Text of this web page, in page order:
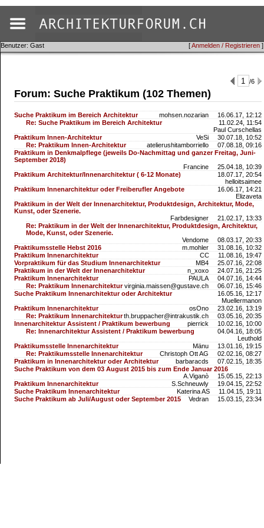
[Anmelden / Registrieren ]
Benutzer: Gast
/6
Forum: Suche Praktikum (102 Themen)
Suche Praktikum im Bereich Architektur 16.06.17, 12:12
mohsen.nozarian
Re: Suche Praktikum im Bereich Architektur
11.02.24, 11:54
Paul Curschellas
Praktikum Innen-Architektur
30.07.18, 10:52
VeSi
Re: Praktikum Innen-Architektur
07.08.18, 09:16
atelierushitamborriello
Praktikum in Denkmalpflege (jeweils Do-Nachmittag und ganzer Freitag, Juni-
September 2018)
25.04.18, 10:39
Francine
Praktikum Architektur/Innenarchitektur ( 6-12 Monate)
18.07.17, 20:54
helloitsaimee
Praktikum Innenarchitektur oder Freiberufler Angebote
16.06.17, 14:21
Elizaveta
Praktikum in der Welt der Innenarchitektur, Produktdesign, Architektur, Mode,
Kunst, oder Szenerie.
21.02.17, 13:33
Farbdesigner
Re: Praktikum in der Welt der Innenarchitektur, Produktdesign, Architektur,
Mode, Kunst, oder Szenerie.
08.03.17, 20:33
Vendome
Praktikumsstelle Hebst 2016
31.08.16, 10:32
m.mohler
Praktikum Innenarchitektur
11.08.16, 19:47
CC
Vorpraktikum für das Studium Innenarchitektur
25.07.16, 22:08
MB4
Praktikum in der Welt der Innenarchitektur
24.07.16, 21:25
n_xoxo
Praktikum Innenarchitektur
04.07.16, 14:44
PAULA
Re: Praktikum Innenarchitektur
06.07.16, 15:46
virginia.maissen@gustave.ch
Suche Praktikum Innenarchitektur oder Architektur
16.05.16, 12:17
Muellermanon
Praktikum Innenarchitektur
23.02.16, 13:19
osOno
Re: Praktikum Innenarchitektur
03.05.16, 20:35
th.bruppacher@intrakustik.ch
Innenarchitektur Assistent / Praktikum bewerbung
10.02.16, 10:00
pierrick
Re: Innenarchitektur Assistent / Praktikum bewerbung
04.04.16, 18:05
Leuthold
Praktikumsstelle Innenarchitektur
13.01.16, 19:15
Mänu
Re: Praktikumsstelle Innenarchitektur
02.02.16, 08:27
Christoph Ott AG
Praktikum in Innenarchitektur oder Architektur
07.02.15, 18:35
barbaracds
Suche Praktikum von dem 03 August 2015 bis zum Ende Januar 2016
15.05.15, 22:13
A.Viganò
Praktikum Innenarchitektur
19.04.15, 22:52
S.Schneuwly
Suche Praktikum Innenarchitektur
11.04.15, 19:11
Katerina AS
Suche Praktikum ab Juli/August oder September 2015
15.03.15, 23:34
Vedran